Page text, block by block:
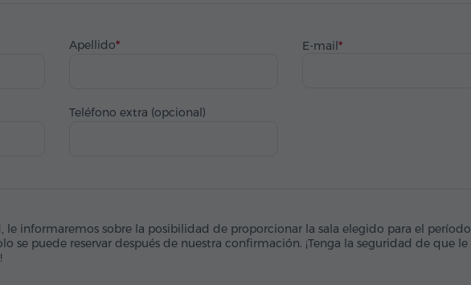
Apellido E-mail
Teléfono extra (opcional)
le informaremos sobre la posibilidad de proporcionar la sala elegido para el período
se puede reservar después de nuestra confirmación. ¡Tenga la seguridad de que le